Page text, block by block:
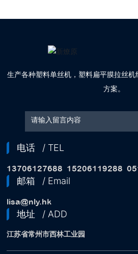
生产各种塑料单丝机，塑料扁平膜拉丝
方案。
电话 / TEL
13706127688 15206119288
邮箱 / Email
lisa@nly.hk
地址 / ADD
江苏省常州市西林工业园